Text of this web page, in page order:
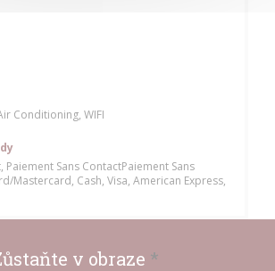
Conditioning, WIFI
Sans ContactPaiement Sans
Mastercard, Cash, Visa, American Express,
v obraze *